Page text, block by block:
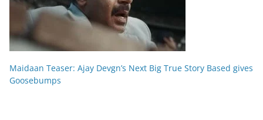
Maidaan Teaser: Ajay Devgn’s Next Big True Story Based gives
Goosebumps